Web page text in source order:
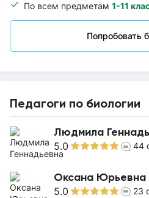
По всем предметам 1-11
Попробовать
Педагоги по биологии
Людмила
5.0 44
Оксана Юрьевна
5.0 23